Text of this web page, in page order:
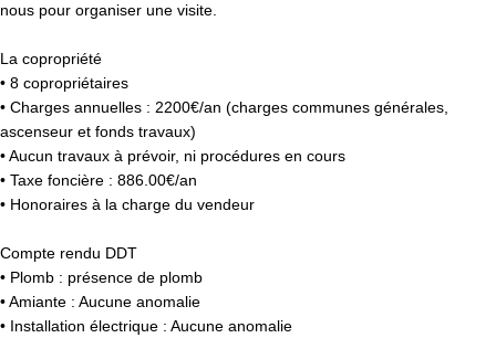
nous pour organiser une visite.
La copropriété
• 8 copropriétaires
• Charges annuelles : 2200€/an (charges communes générales,
ascenseur et fonds travaux)
• Aucun travaux à prévoir, ni procédures en cours
• Taxe foncière : 886.00€/an
• Honoraires à la charge du vendeur
Compte rendu DDT
• Plomb : présence de plomb
• Amiante : Aucune anomalie
• Installation électrique : Aucune anomalie